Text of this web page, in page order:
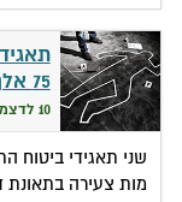
75 אלף שקל, הוגש להורים השכולים
10 לדצמבר 2023
שני תאגידי ביטוח
מות צעירה בתאונת